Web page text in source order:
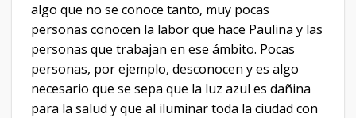
algo que no se conoce tanto, muy pocas
personas conocen la labor que hace Paulina y las
personas que trabajan en ese ámbito. Pocas
personas, por ejemplo, desconocen y es algo
necesario que se sepa que la luz azul es dañina
para la salud y que al iluminar toda la ciudad con